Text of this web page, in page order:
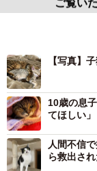
【写真】
10歳の息
てほしい
人間不信
ら救出さ